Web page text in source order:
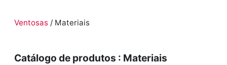
Ventosas / Materiais
Catálogo de produtos : Materiais